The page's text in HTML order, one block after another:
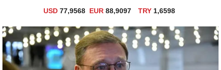
USD 77,9568 EUR 88,9097 TRY1,6598